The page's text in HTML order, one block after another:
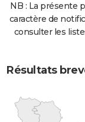
NB : La présente
caractère de
consulter les
Résultats